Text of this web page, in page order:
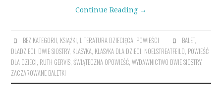
Continue Reading →
BEZ KATEGORII KSIĄŻKI LITERATURA DZIECIĘCA, POWIEŚCI BALET,
DLADZIECI DWIE SIOSTRY, KLASYKA KLASYKA DLA DZIECI NOELSTREATFEILD POWIEŚĆ
DLA DZIECI RUTH GERVIS ,ŚWIĄTECZNA OPOWIEŚĆ ,WYDAWNICTWO DWIE SIOSTRY,
ZACZAROWANE BALETKI